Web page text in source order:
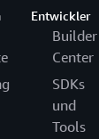
Entwickler
Builder
Center
SDKs
und
Tools